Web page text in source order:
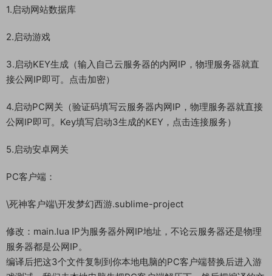
1.启动网站数据库
2.启动游戏
3.启动KEY生成（输入自己云服务器的内网IP，物理服务器就直
接公网IP即可。点击加密）
4.启动PC网关（验证码填写云服务器内网IP，物理服务器就直接
公网IP即可。Key填写启动3生成的KEY，点击连接服务）
5.启动安卓网关
PC客户端：
\死神客户端\开发梦幻西游.sublime-project
修改：main.lua IP为服务器外网IP地址，不论云服务器还是物理
服务器都是公网IP。
编译后把这3个文件复制到你本地电脑的PC客户端替换后进入游